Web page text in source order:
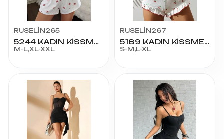
RUSELİN265
5244 KADIN KİSSME ŞORT
M-L,XL-XXL
RUSELİN267
5189 KADIN KİSSME ŞORT TKM
S-M,L-XL